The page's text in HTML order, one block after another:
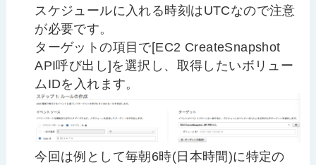
スケジュールに入れる時刻はUTCなので注意
が必要です。
ターゲットの項目で[EC2 CreateSnapshot
API呼び出し]を選択し、取得したいボリュー
ムIDを入れます。
今回は例として毎朝6時(日本時間)に特定の